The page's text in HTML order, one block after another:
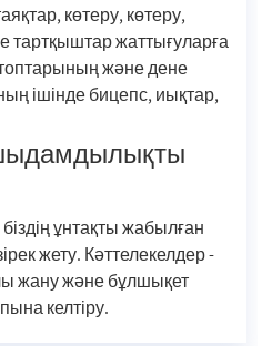
көтеру, көтеру,
тартқыштар жаттығуларға
және дене
ішінде бицепс, иықтар,
ұнтақты жабылған
жету. Кәттелекелдер -
жану және бұлшықет
келтіру.